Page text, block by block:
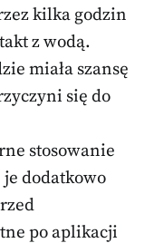
kilka godzin
z wodą.
miała szansę
się do
stosowanie
dodatkowo
po aplikacji